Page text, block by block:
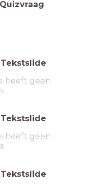
Quizvraag
Tekstslide
heeft geen
Tekstslide
heeft geen
Tekstslide